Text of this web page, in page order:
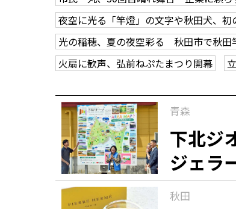
夜空に光る「竿燈」の文字や秋田犬、
光の稲穂、夏の夜空彩る 秋田市で秋田
火扇に歓声、弘前ねぷたまつり開幕
青森
下北ジ
ジェラ
秋田